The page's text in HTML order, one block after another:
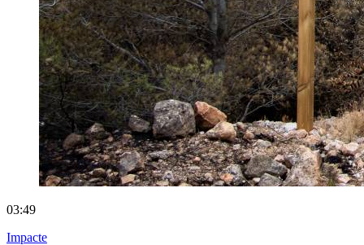
03:49
Impacte